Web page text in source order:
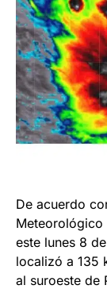
De acuerdo
Meteorológico
este lunes 8
localizó a 135
al suroeste de